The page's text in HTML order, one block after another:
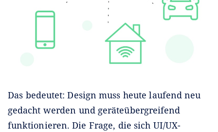
Das bedeutet: Design muss heute laufend neu
gedacht werden und geräteübergreifend
funktionieren. Die Frage, die sich UI/UX-